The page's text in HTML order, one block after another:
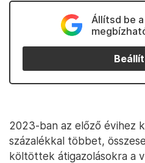
Állítsd be
2023-ban az előző évihez
százalékkal többet,
költöttek átigazolásokra a